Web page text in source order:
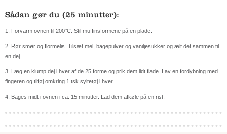
Sådan gør du (25 minutter):
1. Forvarm ovnen til 200°C. Stil muffinsformene på en plade.
2. Rør smør og flormelis. Tilsæt mel, bagepulver og vaniljesukker og ælt det sammen til
en dej.
3. Læg en klump dej i hver af de 25 forme og prik dem lidt flade. Lav en fordybning med
fingeren og tilføj omkring 1 tsk syltetøj i hver.
4. Bages midt i ovnen i ca. 15 minutter. Lad dem afkøle på en rist.